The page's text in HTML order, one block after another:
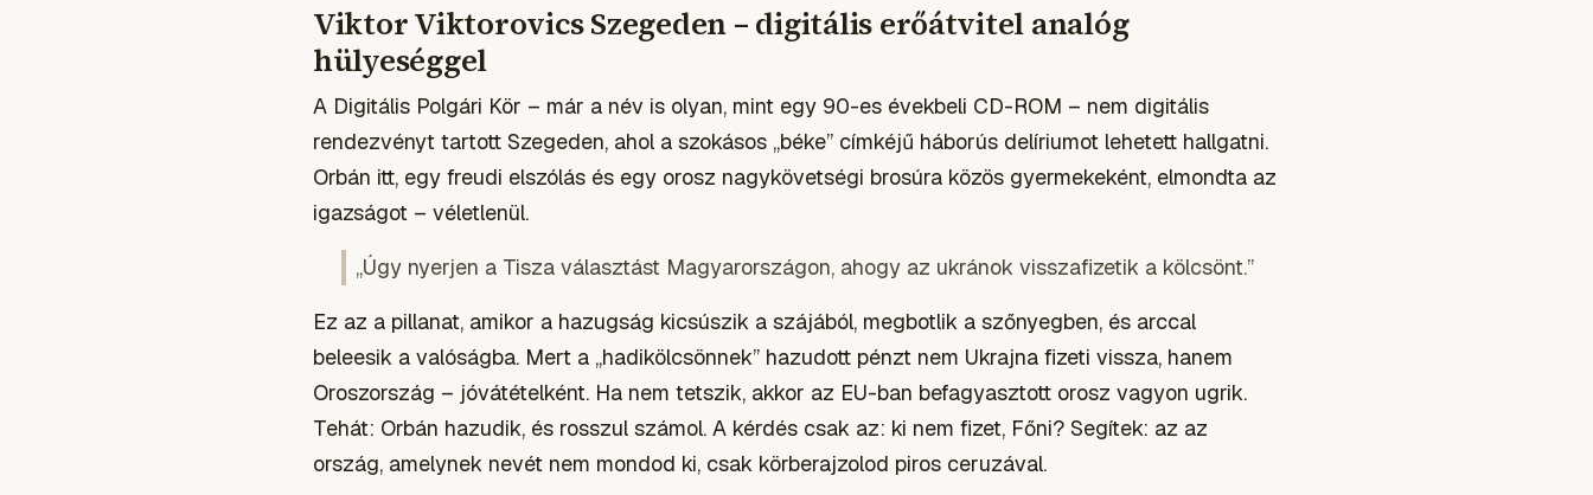
Viktor Viktorovics Szegeden – digitális erőátvitel analóg
hülyeséggel
A Digitális Polgári Kör – már a név is olyan, mint egy 90-es évekbeli CD-ROM – nem digitális
rendezvényt tartott Szegeden, ahol a szokásos „béke” címkéjű háborús delíriumot lehetett hallgatni.
Orbán itt, egy freudi elszólás és egy orosz nagykövetségi brosúra közös gyermekeként, elmondta az
igazságot – véletlenül.
„Úgy nyerjen a Tisza választást Magyarországon, ahogy az ukránok visszafizetik a kölcsönt.”
Ez az a pillanat, amikor a hazugság kicsúszik a szájából, megbotlik a szőnyegben, és arccal
beleesik a valóságba. Mert a „hadikölcsönnek” hazudott pénzt nem Ukrajna fizeti vissza, hanem
Oroszország – jóvátételként. Ha nem tetszik, akkor az EU-ban befagyasztott orosz vagyon ugrik.
Tehát: Orbán hazudik, és rosszul számol. A kérdés csak az: ki nem fizet, Főni? Segítek: az az
ország, amelynek nevét nem mondod ki, csak körberajzolod piros ceruzával.